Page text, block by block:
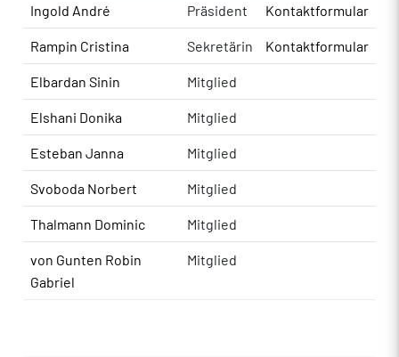
Ingold André Präsident Kontaktformular
Rampin Cristina Sekretärin Kontaktformular
Elbardan Sinin Mitglied
Elshani Donika Mitglied
Esteban Janna Mitglied
Svoboda Norbert Mitglied
Thalmann Dominic Mitglied
von Gunten Robin
Gabriel
Mitglied